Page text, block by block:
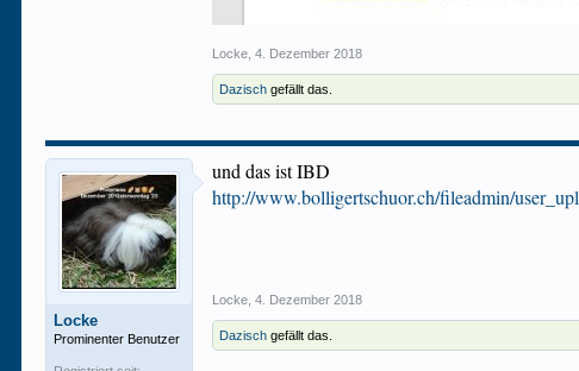
Locke 4. Dezember 2018
Dazisch gefällt das.
Locke
Prominenter Benutzer
und das ist IBD
http://www.bolligertschuor.ch/fileadmin/
Locke 4. Dezember 2018
Dazisch gefällt das.